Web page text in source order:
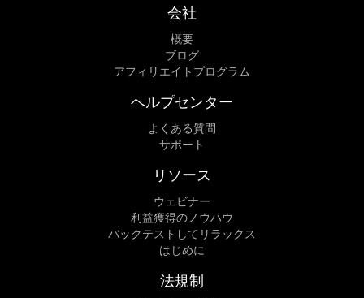
会社
概要
ブログ
アフィリエイトプログラム
ヘルプセンター
よくある質問
サポート
リソース
ウェビナー
利益獲得のノウハウ
バックテストしてリラックス
はじめに
法規制